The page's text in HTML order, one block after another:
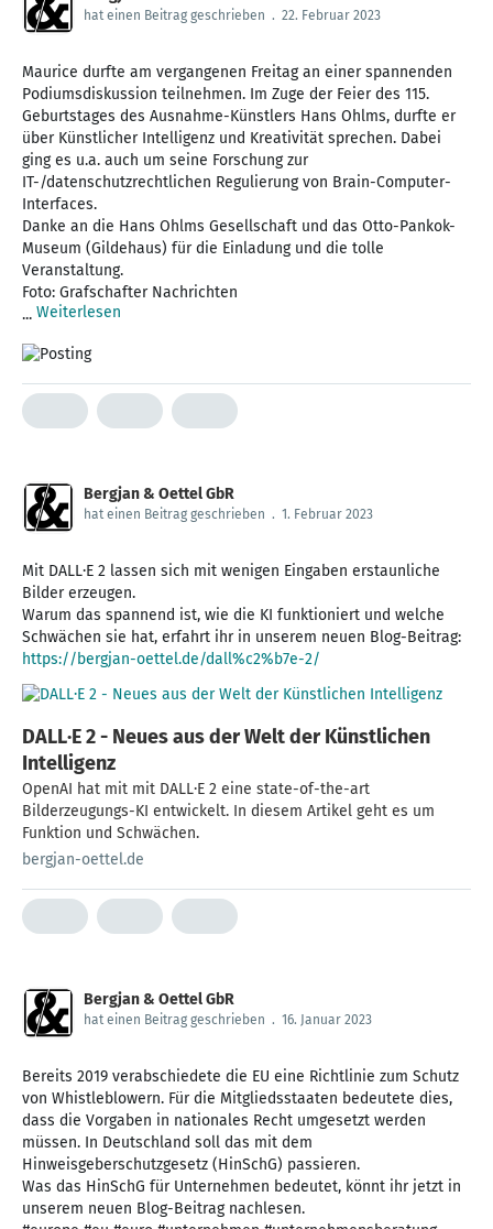
hat einen Beitrag geschrieben . 22. Februar 2023
Maurice durfte am vergangenen Freitag an einer spannenden
Podiumsdiskussion teilnehmen. Im Zuge der Feier des 115.
Geburtstages des Ausnahme-Künstlers Hans Ohlms, durfte er
über Künstlicher Intelligenz und Kreativität sprechen. Dabei
ging es u.a. auch um seine Forschung zur
IT-/datenschutzrechtlichen Regulierung von Brain-Computer-
Interfaces.
Danke an die Hans Ohlms Gesellschaft und das Otto-Pankok-
Museum (Gildehaus) für die Einladung und die tolle
Veranstaltung.
Foto: Grafschafter Nachrichten
... Weiterlesen
Bergjan & Oettel GbR
hat einen Beitrag geschrieben . 1. Februar 2023
Mit DALL·E 2 lassen sich mit wenigen Eingaben erstaunliche
Bilder erzeugen.
Warum das spannend ist, wie die KI funktioniert und welche
https://bergjan-oettel.de/dall%c2%b7e-2/
DALL·E 2 - Neues aus der Welt der Künstlichen
Intelligenz
OpenAI hat mit mit DALL·E 2 eine state-of-the-art
Bilderzeugungs-KI entwickelt. In diesem Artikel geht es um
Funktion und Schwächen.
bergjan-oettel.de
Bergjan & Oettel GbR
hat einen Beitrag geschrieben . 16. Januar 2023
Bereits 2019 verabschiedete die EU eine Richtlinie zum Schutz
von Whistleblowern. Für die Mitgliedsstaaten bedeutete dies,
dass die Vorgaben in nationales Recht umgesetzt werden
müssen. In Deutschland soll das mit dem
Hinweisgeberschutzgesetz (HinSchG) passieren.
Was das HinSchG für Unternehmen bedeutet, könnt ihr jetzt in
unserem neuen Blog-Beitrag nachlesen.